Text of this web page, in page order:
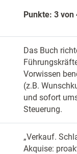
Punkte: 3 von
Das Buch
Vorwissen
(z.B.
und sofort
Steuerung.
„Verkauf.
Akquise: